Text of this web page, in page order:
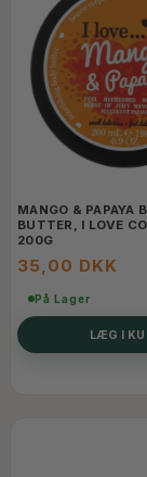
MANGO & PAPAYA
BUTTER, I LOVE
200G
35,00 DKK
På Lager
LÆG I